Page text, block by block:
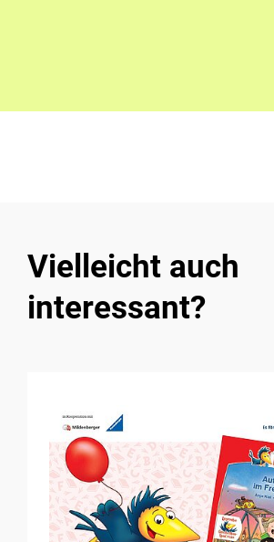
Vielleicht auch
interessant?